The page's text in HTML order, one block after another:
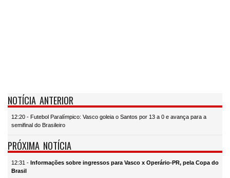
NOTÍCIA ANTERIOR
12:20 - Futebol Paralímpico: Vasco goleia o Santos por 13 a 0 e avança para a
semifinal do Brasileiro
PRÓXIMA NOTÍCIA
12:31 - Informações sobre ingressos para Vasco x Operário-PR, pela Copa do
Brasil